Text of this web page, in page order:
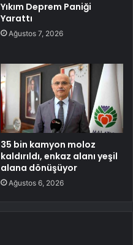
Yıkım Deprem Paniği
Yarattı
Ağustos 7, 2026
35 bin kamyon moloz
kaldırıldı, enkaz alanı yeşil
alana dönüşüyor
Ağustos 6, 2026